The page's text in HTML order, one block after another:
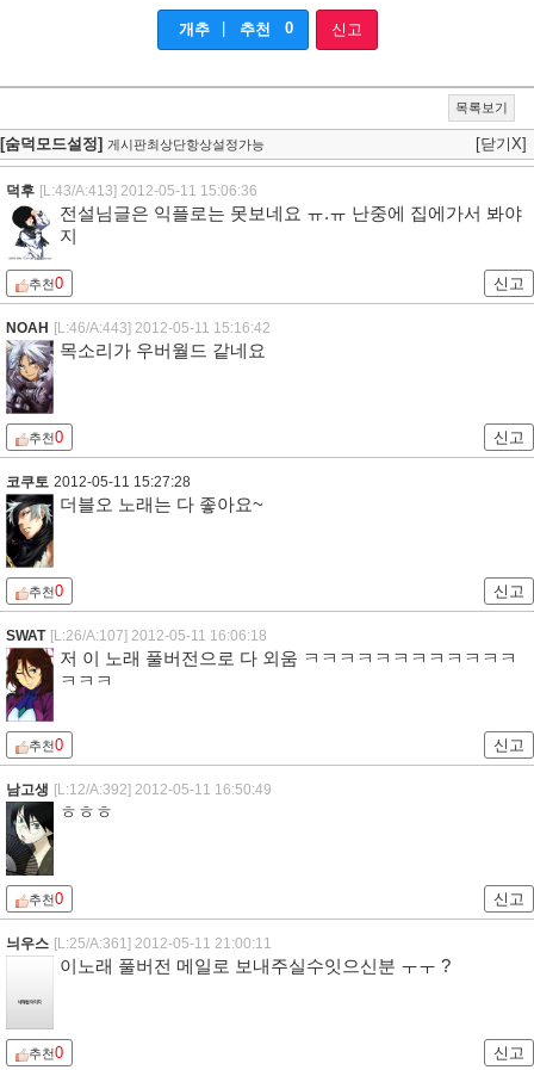
개추 추천 0 신고
목록보기
[숨덕모드설정] 게시판최상단항상설정가능 [닫기X]
덕후 [L:43/A:413] 2012-05-11 15:06:36
전설님글은 익플로는 못보네요 ㅠ.ㅠ 난중에 집에가서 봐야
지
추천0 신고
NOAH [L:46/A:443] 2012-05-11 15:16:42
목소리가 우버월드 같네요
추천0 신고
코쿠토 2012-05-11 15:27:28
더블오 노래는 다 좋아요~
추천0 신고
SWAT [L:26/A:107] 2012-05-11 16:06:18
저 이 노래 풀버전으로 다 외움 ㅋㅋㅋㅋㅋㅋㅋㅋㅋㅋㅋㅋ
ㅋㅋㅋ
추천0 신고
남고생 [L:12/A:392] 2012-05-11 16:50:49
ㅎㅎㅎ
추천0 신고
늬우스 [L:25/A:361] 2012-05-11 21:00:11
이노래 풀버전 메일로 보내주실수잇으신분 ㅜㅜ ?
추천0 신고